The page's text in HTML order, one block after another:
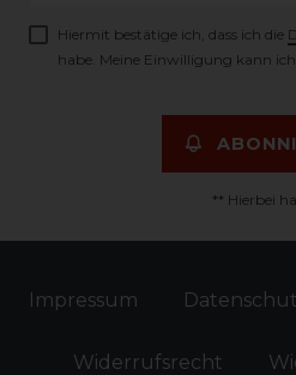
Hiermit bestätige ich, dass ich die
habe. Meine Einwilligung kann
** Hierbei
Impressum
Widerrufs­recht